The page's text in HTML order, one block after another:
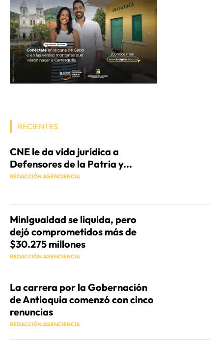
RECIENTES
CNE le da vida jurídica a
Defensores de la Patria y...
REDACCIÓN AGENCIENCIA
MinIgualdad se liquida, pero
dejó comprometidos más de
$30.275 millones
REDACCIÓN AGENCIENCIA
La carrera por la Gobernación
de Antioquia comenzó con cinco
renuncias
REDACCIÓN AGENCIENCIA